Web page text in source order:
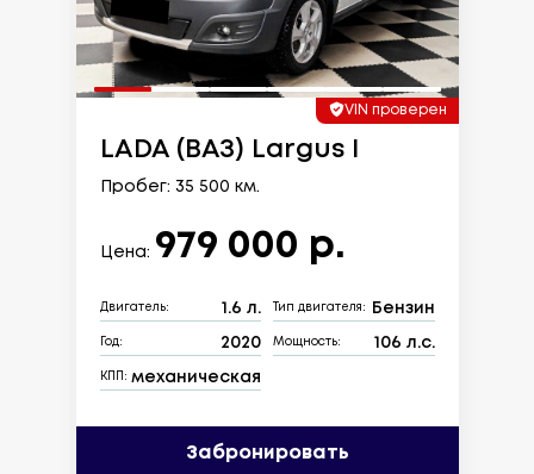
VIN проверен
LADA (ВАЗ) Largus I
Пробег: 35 500 км.
Цена: 979 000 р.
Двигатель: 1.6 л. Тип двигателя: Бензин
Год: 2020 Мощность: 106 л.с.
КПП: механическая
Забронировать